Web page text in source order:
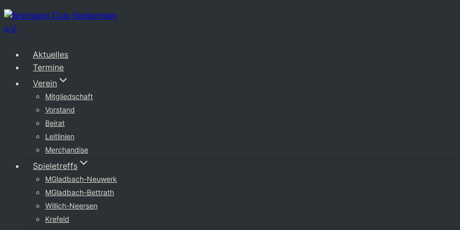
Zum
Inhalt
springen
Aktuelles
Termine
Verein
Mitgliedschaft
Vorstand
Beirat
Leitlinien
Merchandise
Spieletreffs
MGladbach-Neuwerk
MGladbach-Bettrath
Willich-Neersen
Krefeld